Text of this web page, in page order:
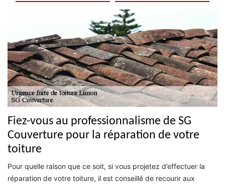
Fiez-vous au professionnalisme de SG
Couverture pour la réparation de votre
toiture
Pour quelle raison que ce soit, si vous projetez d’effectuer la
réparation de votre toiture, il est conseillé de recourir aux